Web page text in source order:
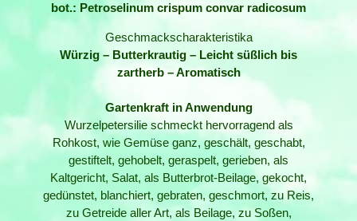
bot.: Petroselinum crispum convar radicosum
Geschmackscharakteristika
Würzig – Butterkrautig – Leicht süßlich bis
zartherb – Aromatisch
Gartenkraft in Anwendung
Wurzelpetersilie schmeckt hervorragend als
Rohkost, wie Gemüse ganz, geschält, geschabt,
gestiftelt, gehobelt, geraspelt, gerieben, als
Kaltgericht, Salat, als Butterbrot-Beilage, gekocht,
gedünstet, blanchiert, gebraten, geschmort, zu Reis,
zu Getreide aller Art, als Beilage, zu Soßen,